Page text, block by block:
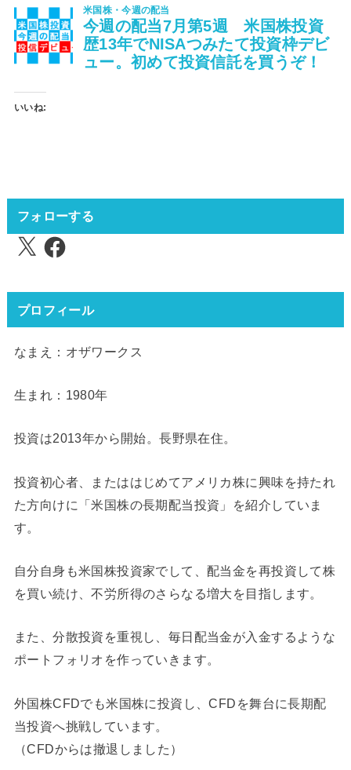
いいね:
フォローする
X Facebook
プロフィール
なまえ：オザワークス
生まれ：1980年
投資は2013年から開始。長野県在住。
投資初心者、またははじめてアメリカ株に興味を持たれ
た方向けに「米国株の長期配当投資」を紹介していま
す。
自分自身も米国株投資家でして、配当金を再投資して株
を買い続け、不労所得のさらなる増大を目指します。
また、分散投資を重視し、毎日配当金が入金するような
ポートフォリオを作っていきます。
外国株CFDでも米国株に投資し、CFDを舞台に長期配
当投資へ挑戦しています。
（CFDからは撤退しました）